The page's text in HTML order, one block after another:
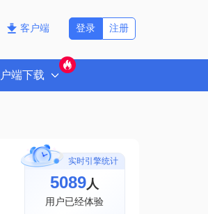
客户端 注册
登录
端下载
实时引擎统计
5089人
用户已经体验